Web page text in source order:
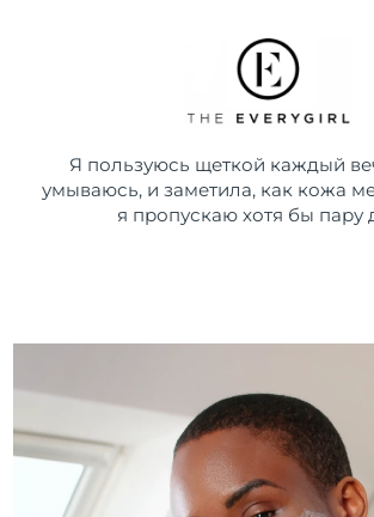
Я пользуюсь щеткой каждый
умываюсь, и заметила, как кожа
я пропускаю хотя бы пару